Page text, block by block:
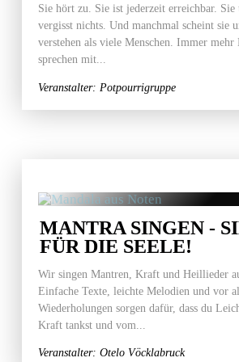
Sie hört zu. Sie ist jederzeit erreichbar.
vergisst nichts. Und manchmal scheint sie
verstehen als viele Menschen. Immer mehr
sprechen mit...
Veranstalter: Potpourrigruppe
MANTRA SINGEN -
FÜR DIE SEELE!
Wir singen Mantren, Kraft und Heillieder
Einfache Texte, leichte Melodien und vor
Wiederholungen sorgen dafür, dass du
Kraft tankst und vom...
Veranstalter: Otelo Vöcklabruck